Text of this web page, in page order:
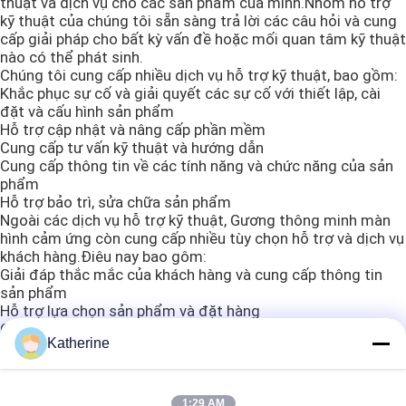
Bảng hiệu kỹ thuật số LCD ngoài trời
Signage kỹ thuật số treo tường
Bảng hiệu kỹ thuật số thường trực trên sàn
Màn hình công nghiệp gắn bảng điều khiển
Màn hình công nghiệp nhúng
Kiosk tự phục vụ
Màn hình cảm ứng Gương thông minh
kỹ thuật của chúng tôi sẵn sàng trả lời các câu hỏi và cung
cấp giải pháp cho bất kỳ vấn đề hoặc mối quan tâm kỹ thuật
nào có thể phát sinh.
Chúng tôi cung cấp nhiều dịch vụ hỗ trợ kỹ thuật, bao gồm:
Khắc phục sự cố và giải quyết các sự cố với thiết lập, cài
đặt và cấu hình sản phẩm
Hỗ trợ cập nhật và nâng cấp phần mềm
Cung cấp tư vấn kỹ thuật và hướng dẫn
Cung cấp thông tin về các tính năng và chức năng của sản
phẩm
Hỗ trợ bảo trì, sửa chữa sản phẩm
Ngoài các dịch vụ hỗ trợ kỹ thuật, Gương thông minh màn
hình cảm ứng còn cung cấp nhiều tùy chọn hỗ trợ và dịch vụ
khách hàng.Điêu nay bao gôm:
Giải đáp thắc mắc của khách hàng và cung cấp thông tin
sản phẩm
Hỗ trợ lựa chọn sản phẩm và đặt hàng
Quản lý trả lại và trao đổi
Cung cấp hỗ trợ với yêu cầu bảo hành
Hướng dẫn sử dụng và chăm sóc sản phẩm
phẩm hoặc dịch vụ của Gương thông minh màn hình cảm
Katherine
1:29 AM